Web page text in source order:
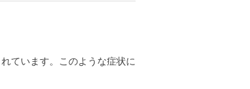
ています。このような症状に